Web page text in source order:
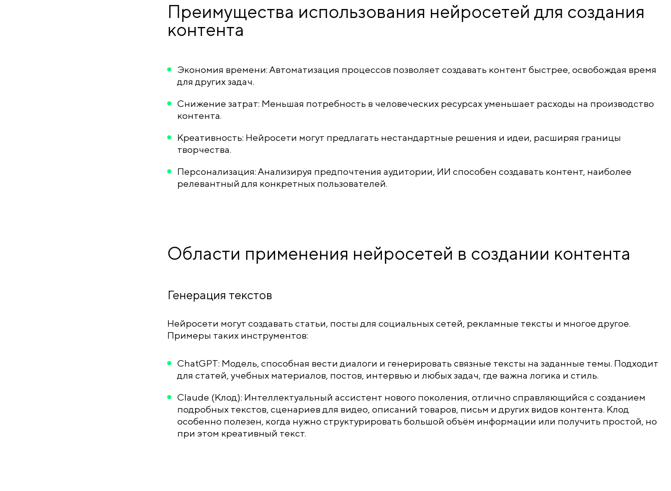
Преимущества использования нейросетей для создания
контента
Экономия времени: Автоматизация процессов позволяет создавать контент быстрее, освобождая время
для других задач.
Снижение затрат: Меньшая потребность в человеческих ресурсах уменьшает расходы на производство
контента.
Креативность: Нейросети могут предлагать нестандартные решения и идеи, расширяя границы
творчества.
Персонализация: Анализируя предпочтения аудитории, ИИ способен создавать контент, наиболее
релевантный для конкретных пользователей.
Области применения нейросетей в создании контента
Генерация текстов
Нейросети могут создавать статьи, посты для социальных сетей, рекламные тексты и многое другое.
Примеры таких инструментов:
ChatGPT: Модель, способная вести диалоги и генерировать связные тексты на заданные темы. Подходит
для статей, учебных материалов, постов, интервью и любых задач, где важна логика и стиль.
Claude (Клод): Интеллектуальный ассистент нового поколения, отлично справляющийся с созданием
подробных текстов, сценариев для видео, описаний товаров, письм и других видов контента. Клод
особенно полезен, когда нужно структурировать большой объём информации или получить простой, но
при этом креативный текст.